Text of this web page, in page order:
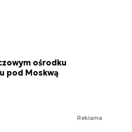
ośrodku
pod Moskwą
Reklama